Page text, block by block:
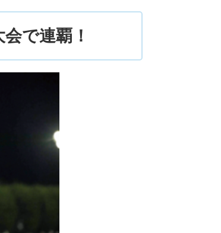
で連覇！